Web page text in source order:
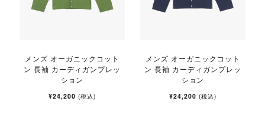
メンズ オーガニックコット
ン 長袖 カーディガンプレッ
ション
¥24,200 (税込)
メンズ オーガニックコット
ン 長袖 カーディガンプレッ
ション
¥24,200 (税込)